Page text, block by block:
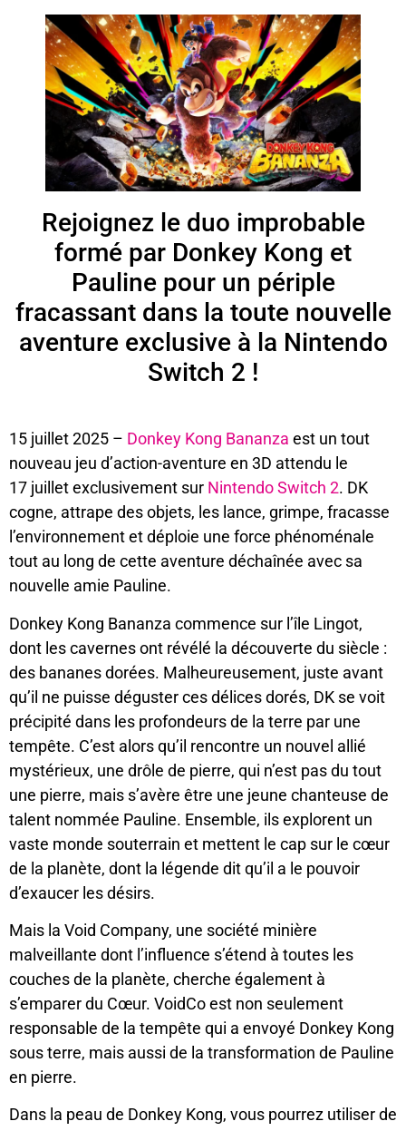
Rejoignez le duo improbable
formé par Donkey Kong et
Pauline pour un périple
fracassant dans la toute nouvelle
aventure exclusive à la Nintendo
Switch 2 !
15 juillet 2025 – Donkey Kong Bananza est un tout
nouveau jeu d’action-aventure en 3D attendu le
17 juillet exclusivement sur Nintendo Switch 2. DK
cogne, attrape des objets, les lance, grimpe, fracasse
l’environnement et déploie une force phénoménale
tout au long de cette aventure déchaînée avec sa
nouvelle amie Pauline.
Donkey Kong Bananza commence sur l’île Lingot,
dont les cavernes ont révélé la découverte du siècle :
des bananes dorées. Malheureusement, juste avant
qu’il ne puisse déguster ces délices dorés, DK se voit
précipité dans les profondeurs de la terre par une
tempête. C’est alors qu’il rencontre un nouvel allié
mystérieux, une drôle de pierre, qui n’est pas du tout
une pierre, mais s’avère être une jeune chanteuse de
talent nommée Pauline. Ensemble, ils explorent un
vaste monde souterrain et mettent le cap sur le cœur
de la planète, dont la légende dit qu’il a le pouvoir
d’exaucer les désirs.
Mais la Void Company, une société minière
malveillante dont l’influence s’étend à toutes les
couches de la planète, cherche également à
s’emparer du Cœur. VoidCo est non seulement
responsable de la tempête qui a envoyé Donkey Kong
sous terre, mais aussi de la transformation de Pauline
en pierre.
Dans la peau de Donkey Kong, vous pourrez utiliser de